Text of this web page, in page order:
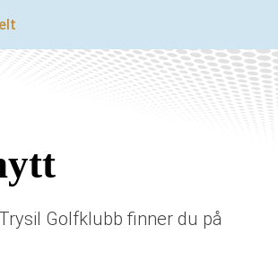
Golfklubb finner du på